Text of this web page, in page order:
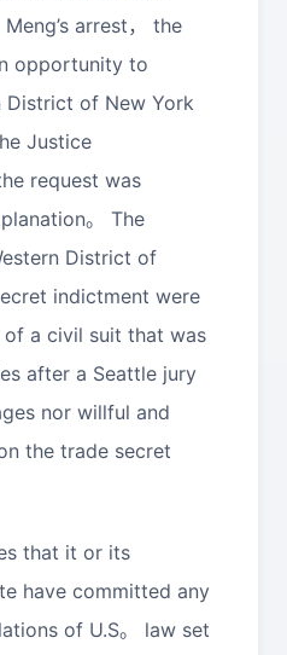
arrest， the
opportunity to
District of New York
Justice
request was
。 The
District of
indictment were
a civil suit that was
after a Seattle jury
nor willful and
the trade secret
that it or its
have committed any
of U.S。 law set